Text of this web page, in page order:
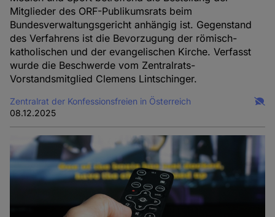
Mitglieder des ORF-Publikumsrats beim
Bundesverwaltungsgericht anhängig ist. Gegenstand
des Verfahrens ist die Bevorzugung der römisch-
katholischen und der evangelischen Kirche. Verfasst
wurde die Beschwerde vom Zentralrats-
Vorstandsmitglied Clemens Lintschinger.
Zentralrat der Konfessionsfreien in Österreich
08.12.2025